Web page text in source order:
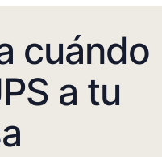
cuándo
a tu